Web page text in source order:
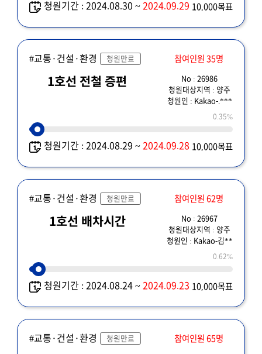
청원기간 : 2024.08.30 ~2024.09.29 10,000목표
#교통·건설·환경 청원만료 참여인원 35명
1호선 전철 증편
No : 26986
청원대상지역 : 양주
청원인 : Kakao-.***
0.35%
청원기간 : 2024.08.29 ~2024.09.28 10,000목표
#교통·건설·환경 청원만료 참여인원 62명
1호선 배차시간
No : 26967
청원대상지역 : 양주
청원인 : Kakao-김**
0.62%
청원기간 : 2024.08.24 ~2024.09.23 10,000목표
#교통·건설·환경 청원만료 참여인원 65명